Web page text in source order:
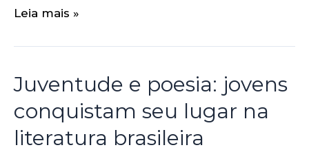
Leia mais »
Juventude e poesia: jovens
conquistam seu lugar na
literatura brasileira